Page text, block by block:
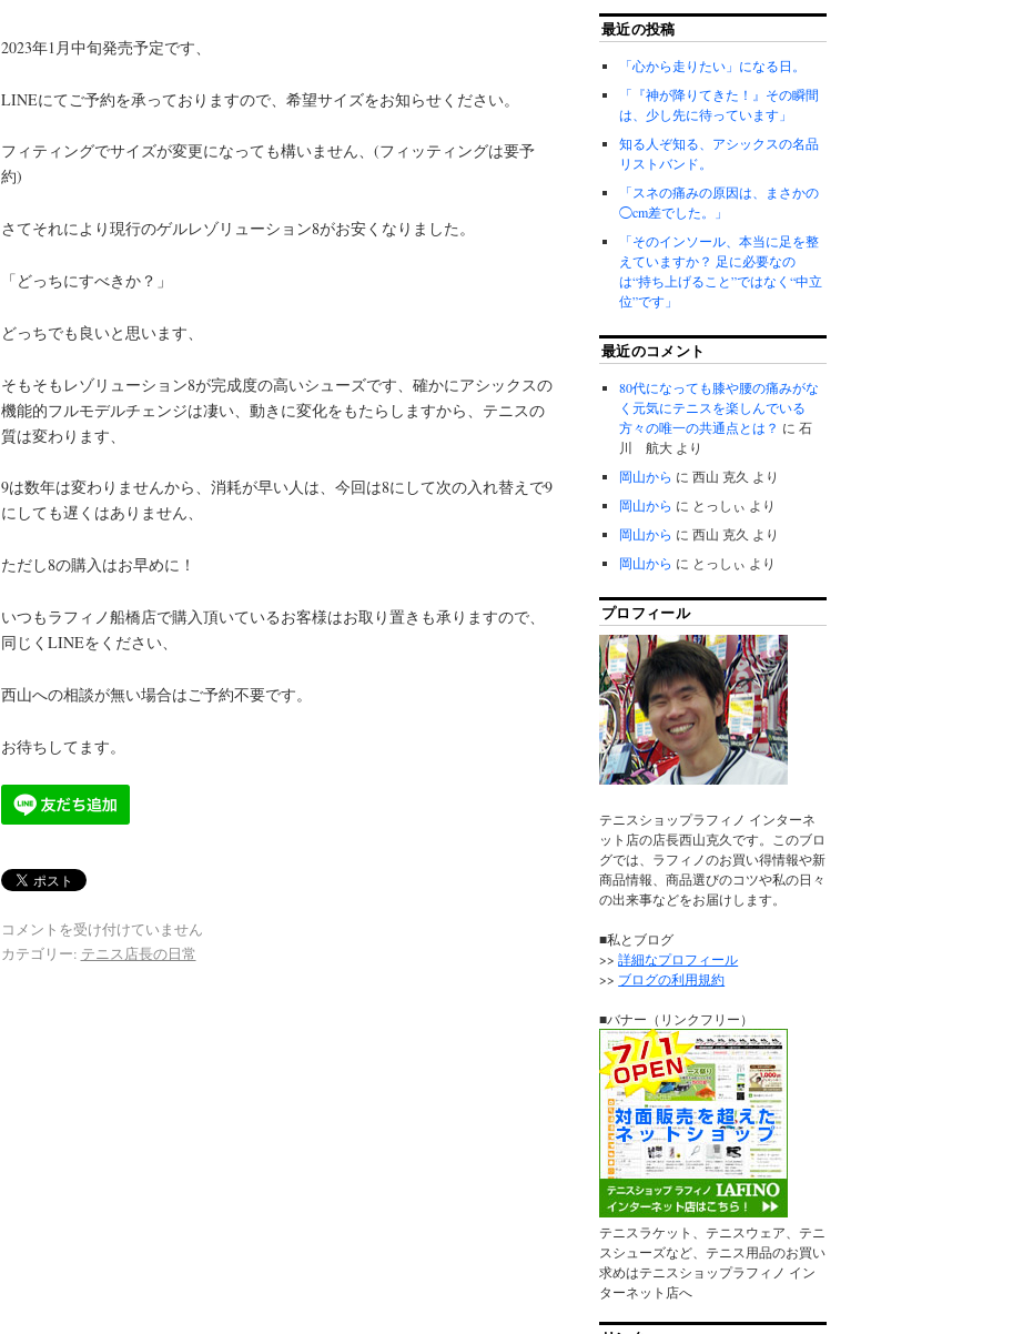
2023年1月中旬発売予定です、
LINEにてご予約を承っておりますので、希望サイズをお知らせください。
フィティングでサイズが変更になっても構いません、(フィッティングは要予
約)
さてそれにより現行のゲルレゾリューション8がお安くなりました。
「どっちにすべきか？」
どっちでも良いと思います、
そもそもレゾリューション8が完成度の高いシューズです、確かにアシックスの
機能的フルモデルチェンジは凄い、動きに変化をもたらしますから、テニスの
質は変わります、
9は数年は変わりませんから、消耗が早い人は、今回は8にして次の入れ替えで9
にしても遅くはありません、
ただし8の購入はお早めに！
いつもラフィノ船橋店で購入頂いているお客様はお取り置きも承りますので、
同じくLINEをください、
西山への相談が無い場合はご予約不要です。
お待ちしてます。
コメントを受け付けていません
カテゴリー: テニス店長の日常
最近の投稿
「心から走りたい」になる日。
「『神が降りてきた！』その瞬間
は、少し先に待っています」
知る人ぞ知る、アシックスの名品
リストバンド。
「スネの痛みの原因は、まさかの
◯cm差でした。」
「そのインソール、本当に足を整
えていますか？ 足に必要なの
は“持ち上げること”ではなく“中立
位”です」
最近のコメント
80代になっても膝や腰の痛みがな
く元気にテニスを楽しんでいる
方々の唯一の共通点とは？ に石
川 航大 より
岡山から に西山 克久 より
岡山から に とっしぃ より
岡山から に西山 克久 より
岡山から に とっしぃ より
プロフィール
テニスショップラフィノ インターネ
ット店の店長西山克久です。このブロ
グでは、ラフィノのお買い得情報や新
商品情報、商品選びのコツや私の日々
の出来事などをお届けします。
■私とブログ
>>詳細なプロフィール
>> ブログの利用規約
■バナー（リンクフリー）
テニスラケット、テニスウェア、テニ
スシューズなど、テニス用品のお買い
求めはテニスショップラフィノ イン
ターネット店へ